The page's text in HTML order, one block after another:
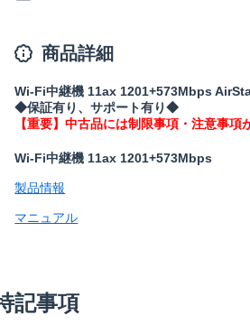
商品詳細
Wi-Fi中継機 11ax 1201+573Mbps
◆保証有り、サポート有り◆
【重要】中古品には制限事項・注意事
Wi-Fi中継機 11ax 1201+573Mbps
製品情報
マニュアル
記事項